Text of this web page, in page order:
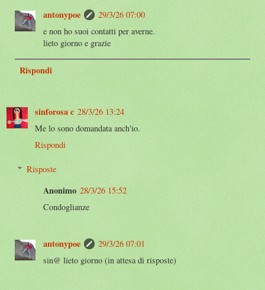
antonypoe
29/3/26 07:00
e non ho suoi contatti per averne.
lieto giorno e grazie
Rispondi
sinforosa c 28/3/26 13:24
Me lo sono domandata anch'io.
Rispondi
Risposte
Anonimo 28/3/26 15:52
Condoglianze
antonypoe
29/3/26 07:01
sin@ lieto giorno (in attesa di risposte)